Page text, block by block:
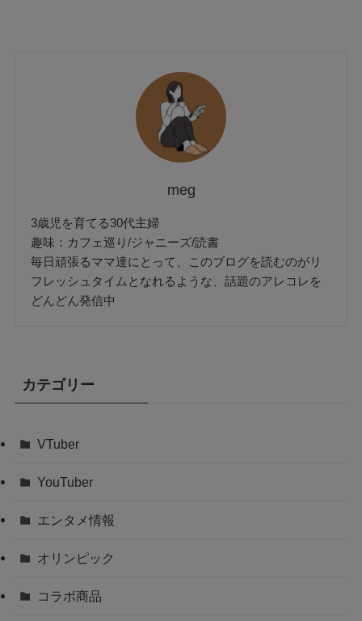
meg
3歳児を育てる30代主婦
趣味：カフェ巡り/ジャニーズ/読書
毎日頑張るママ達にとって、このブログを読むのがリ
フレッシュタイムとなれるような、話題のアレコレを
どんどん発信中
カテゴリー
VTuber
YouTuber
エンタメ情報
オリンピック
コラボ商品